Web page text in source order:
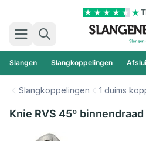
Zoek
Slangen Slangkoppelingen
Slangkoppelingen 1 duims
Knie RVS 45º binnendraad